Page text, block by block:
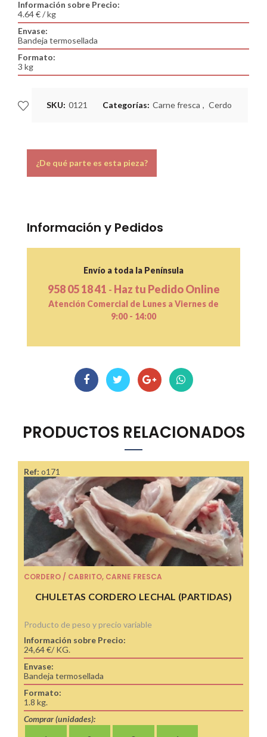
Información sobre Precio:
4.64 € / kg
Envase:
Bandeja termosellada
Formato:
3 kg
SKU: 0121 Categorías: Carne fresca , Cerdo
¿De qué parte es esta pieza?
Información y Pedidos
Envío a toda la Península
958 05 18 41 - Haz tu Pedido Online
Atención Comercial de Lunes a Viernes de
9:00 - 14:00
PRODUCTOS RELACIONADOS
Ref: o171
CORDERO / CABRITO, CARNE FRESCA
CHULETAS CORDERO LECHAL (PARTIDAS)
Producto de peso y precio variable
Información sobre Precio:
24,64 €/ KG.
Envase:
Bandeja termosellada
Formato:
1.8 kg.
Comprar (unidades):